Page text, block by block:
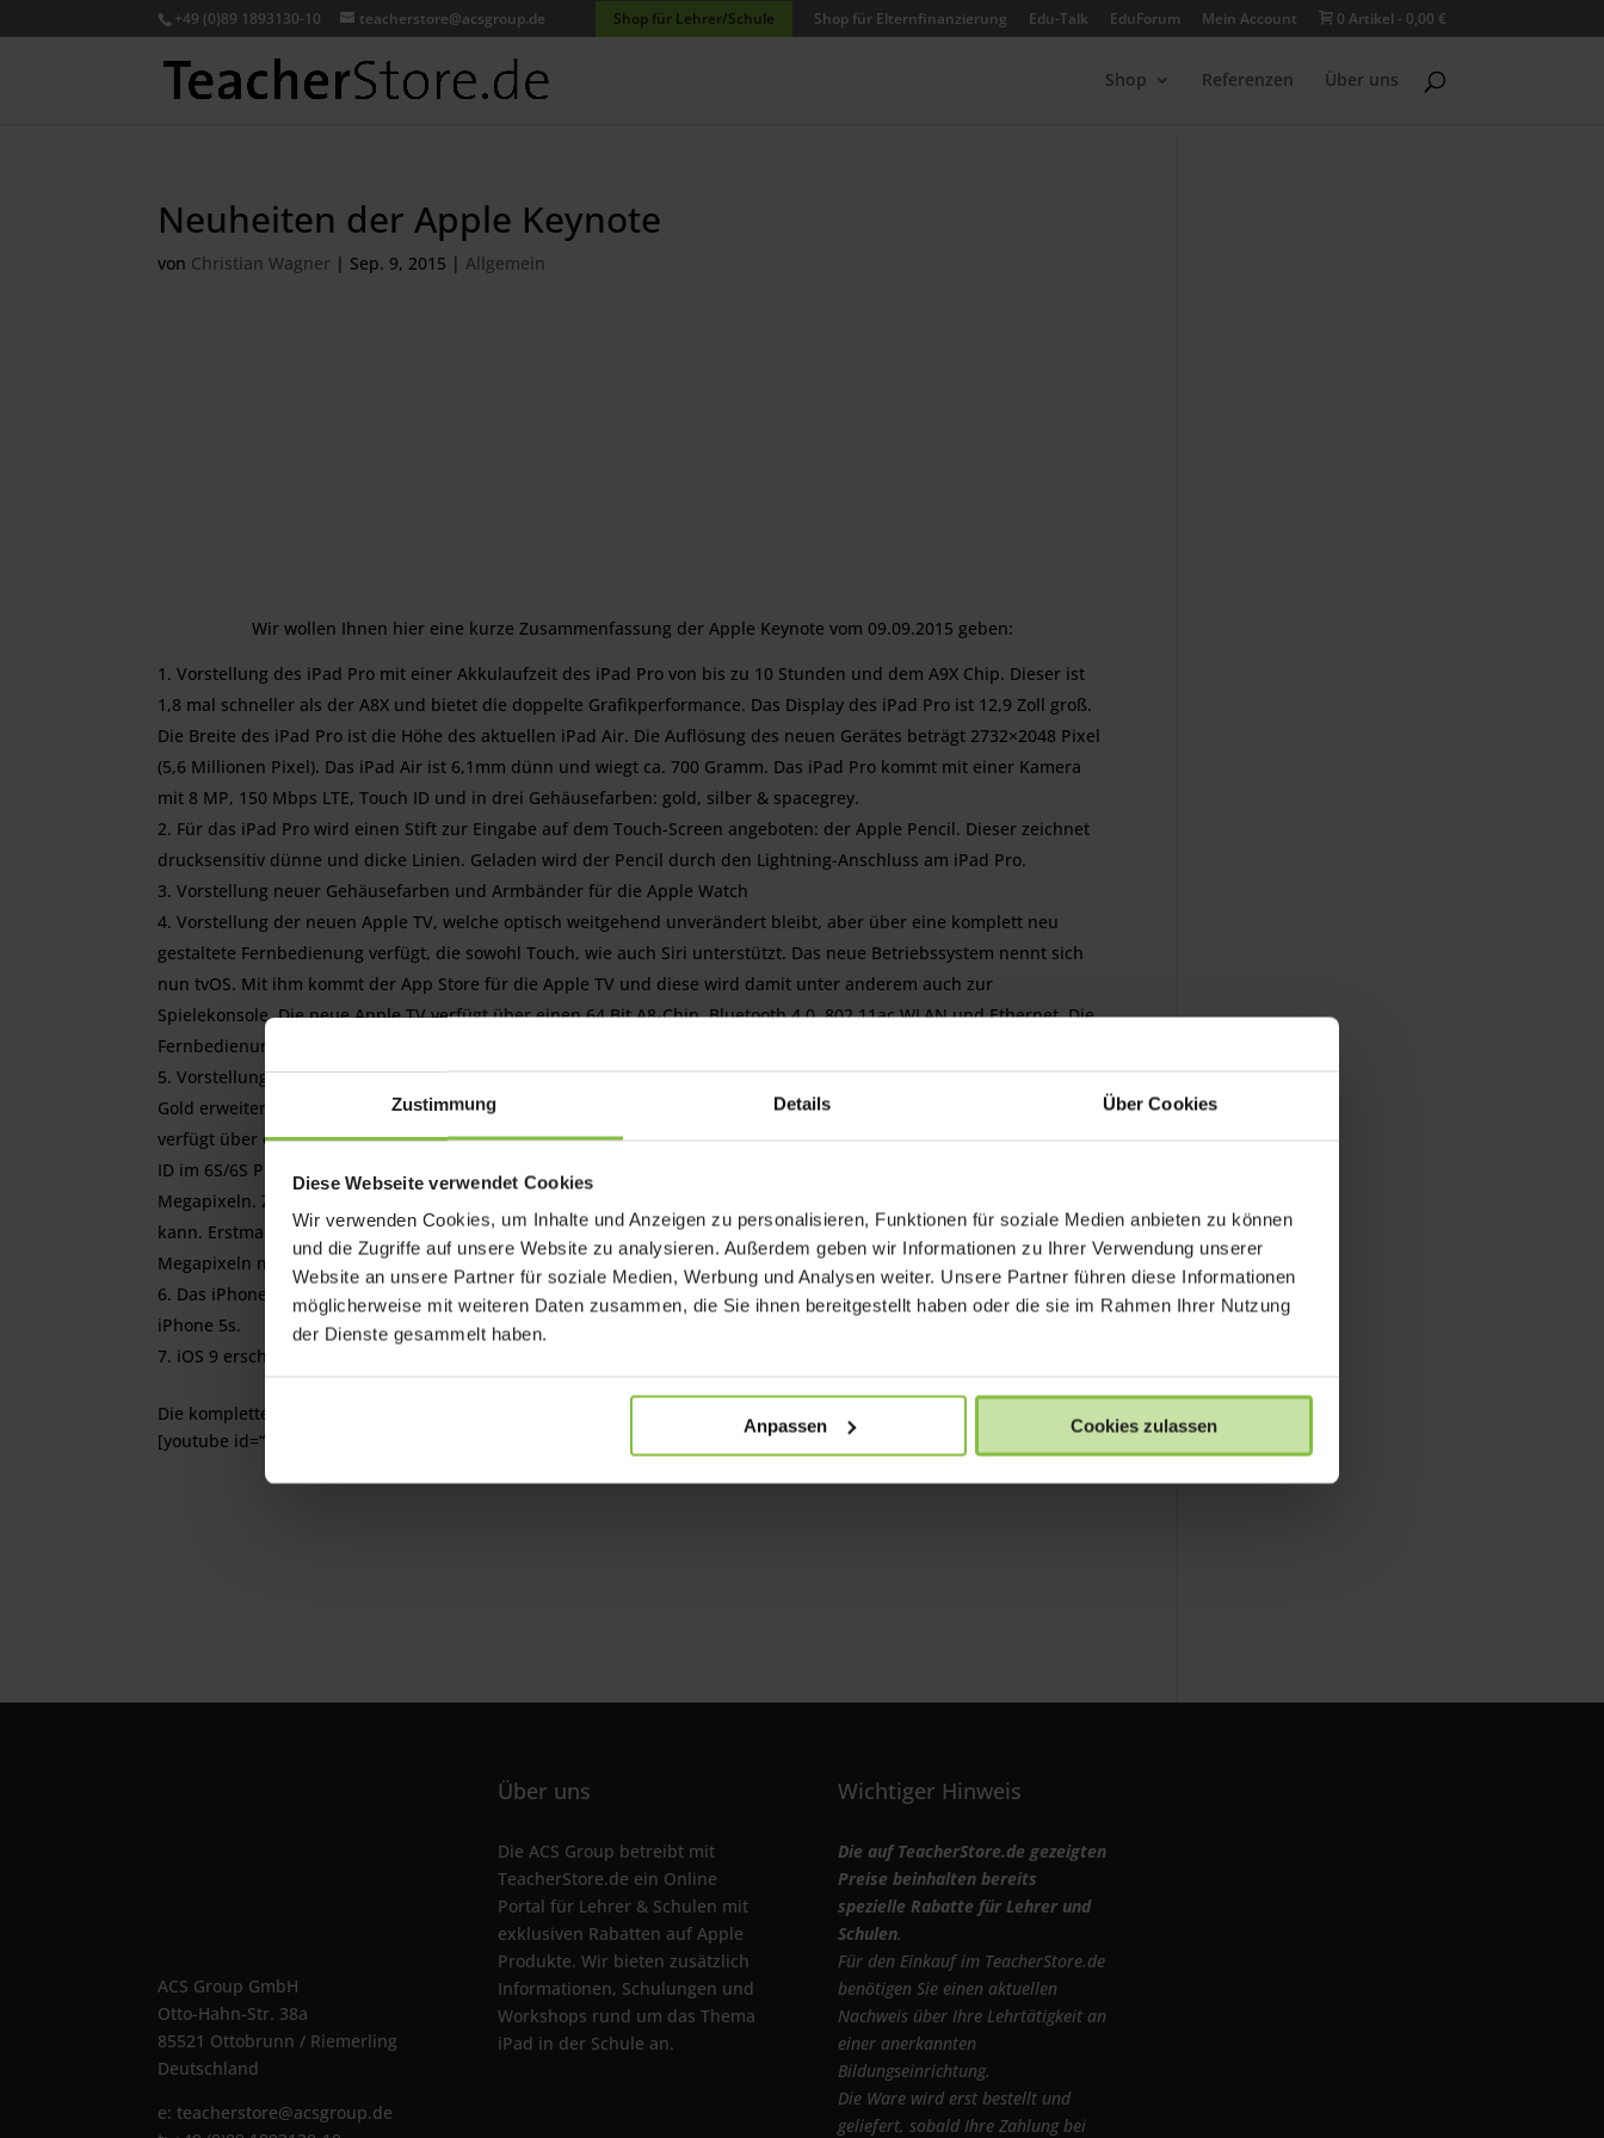
Zustimmung Details Über Cookies
Diese Webseite verwendet Cookies
Wir verwenden Cookies, um Inhalte und Anzeigen zu personalisieren, Funktionen für soziale Medien anbieten zu können
und die Zugriffe auf unsere Website zu analysieren. Außerdem geben wir Informationen zu Ihrer Verwendung unserer
Website an unsere Partner für soziale Medien, Werbung und Analysen weiter. Unsere Partner führen diese Informationen
möglicherweise mit weiteren Daten zusammen, die Sie ihnen bereitgestellt haben oder die sie im Rahmen Ihrer Nutzung
der Dienste gesammelt haben.
Anpassen Cookies zulassen
+49 (0)89 1893130-10 teacherstore@acsgroup.de Shop für Lehrer/Schule Shop für Elternfinanzierung Edu-Talk EduForum Mein Account 0 Artikel 0,00 €
Shop Referenzen Über uns
Neuheiten der Apple Keynote
von Christian Wagner | Sep. 9, 2015 | Allgemein
Wir wollen Ihnen hier eine kurze Zusammenfassung der Apple Keynote vom 09.09.2015 geben:
Vorstellung des iPad Pro mit einer Akkulaufzeit des iPad Pro von bis zu 10 Stunden und dem A9X Chip. Dieser ist
1,8 mal schneller als der A8X und bietet die doppelte Grafikperformance. Das Display des iPad Pro ist 12,9 Zoll groß.
Die Breite des iPad Pro ist die Höhe des aktuellen iPad Air. Die Auflösung des neuen Gerätes beträgt 2732×2048 Pixel
(5,6 Millionen Pixel). Das iPad Air ist 6,1mm dünn und wiegt ca. 700 Gramm. Das iPad Pro kommt mit einer Kamera
mit 8 MP, 150 Mbps LTE, Touch ID und in drei Gehäusefarben: gold, silber & spacegrey.
Für das iPad Pro wird einen Stift zur Eingabe auf dem Touch-Screen angeboten: der Apple Pencil. Dieser zeichnet
drucksensitiv dünne und dicke Linien. Geladen wird der Pencil durch den Lightning-Anschluss am iPad Pro.
Vorstellung neuer Gehäusefarben und Armbänder für die Apple Watch
Vorstellung der neuen Apple TV, welche optisch weitgehend unverändert bleibt, aber über eine komplett neu
gestaltete Fernbedienung verfügt, die sowohl Touch, wie auch Siri unterstützt. Das neue Betriebssystem nennt sich
nun tvOS. Mit ihm kommt der App Store für die Apple TV und diese wird damit unter anderem auch zur
Spielekonsole. Die neue Apple TV verfügt über einen 64 Bit A8-Chip, Bluetooth 4.0, 802.11ac WLAN und Ethernet. Die
Fernbedienung verfügt über einen eingebauten Beschleunigungssensor und ein Gyroskop.
Vorstellung des iPhone 6S/6S Plus: Optisch gibt es keine Änderung. Die Farbpalette wird um die Variante Rose-
Gold erweitert. Das iPhone 6S verfügt über 3D Touch, welche eine noch intuitivere Bedienung möglich macht. Es
verfügt über einen A9-Chip. Mit diesem ist der Grafikchip im Vergleich zum A8 90% schneller, die CPU um 70%. Touch
ID im 6S/6S Plus arbeitet doppelt so schnell wie vorher. Die neue Kamera verfügt über eine Auflösung von 12
Megapixeln. Zugleich wurde die Anzahl der „Fokus-Pixel“ um 50%, so dass schneller scharf gestellt werden
kann. Erstmals lassen sich auch 4K-Videos aufnehmen und Panorama-Fotos sind nun mit einer Auflösung von 63
Megapixeln möglich.
Das iPhone 5 sowie das iPhone 5c sind aus dem Sortiment genommen. Als neues Einsteigermodell fungiert das
iPhone 5s.
iOS 9 erscheint zusammen mit watchOS 2 am 16. September.
Die komplette Keynote gibt es auch über den offiziellen YouTube Kanal:
[youtube id=“0qwALOOvUik“ maxwidth=“600″]
ACS Group GmbH
Otto-Hahn-Str. 38a
85521 Ottobrunn / Riemerling
Deutschland
e: teacherstore@acsgroup.de
Über uns
Die ACS Group betreibt mit
TeacherStore.de ein Online
Portal für Lehrer & Schulen mit
exklusiven Rabatten auf Apple
Produkte. Wir bieten zusätzlich
Informationen, Schulungen und
Workshops rund um das Thema
iPad in der Schule an.
Wichtiger Hinweis
Die auf TeacherStore.de gezeigten
Preise beinhalten bereits
spezielle Rabatte für Lehrer und
Schulen.
Für den Einkauf im TeacherStore.de
benötigen Sie einen aktuellen
Nachweis über Ihre Lehrtätigkeit an
einer anerkannten
Bildungseinrichtung.
Die Ware wird erst bestellt und
geliefert, sobald Ihre Zahlung bei